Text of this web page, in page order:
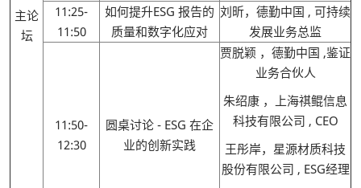
主论
坛
11:25-
11:50
如何提升ESG 报告的
质量和数字化应对
刘昕，德勤中国 , 可持续
发展业务总监
11:50-
12:30
圆桌讨论 - ESG 在企
业的创新实践
贾脱颖 ，德勤中国 ,鉴证
业务合伙人
朱绍康 ，上海祺鲲信息
科技有限公司 , CEO
王彤岸，星源材质科技
股份有限公司 , ESG经理